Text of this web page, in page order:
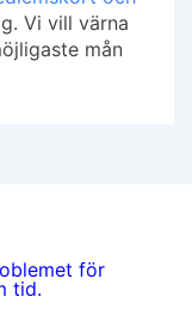
Vi vill värna
mån
för
tid.